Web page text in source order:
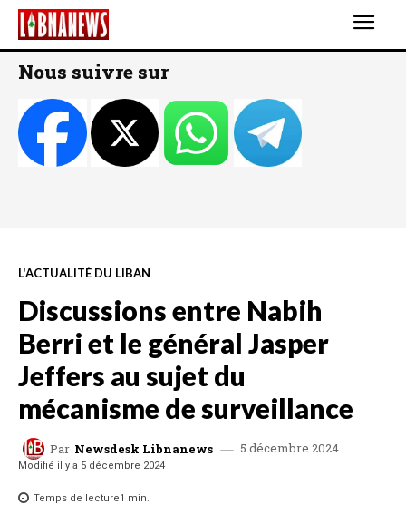
Nous suivre sur
L'ACTUALITÉ DU LIBAN
Discussions entre Nabih
Berri et le général Jasper
Jeffers au sujet du
mécanisme de surveillance
Par Newsdesk Libnanews 5 décembre 2024
Modifié il y a 5 décembre 2024
Temps de lecture1 min.